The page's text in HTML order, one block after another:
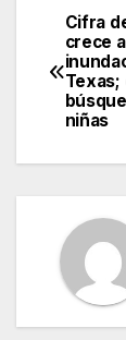
de
Cifra
crece
Texas;
niñas